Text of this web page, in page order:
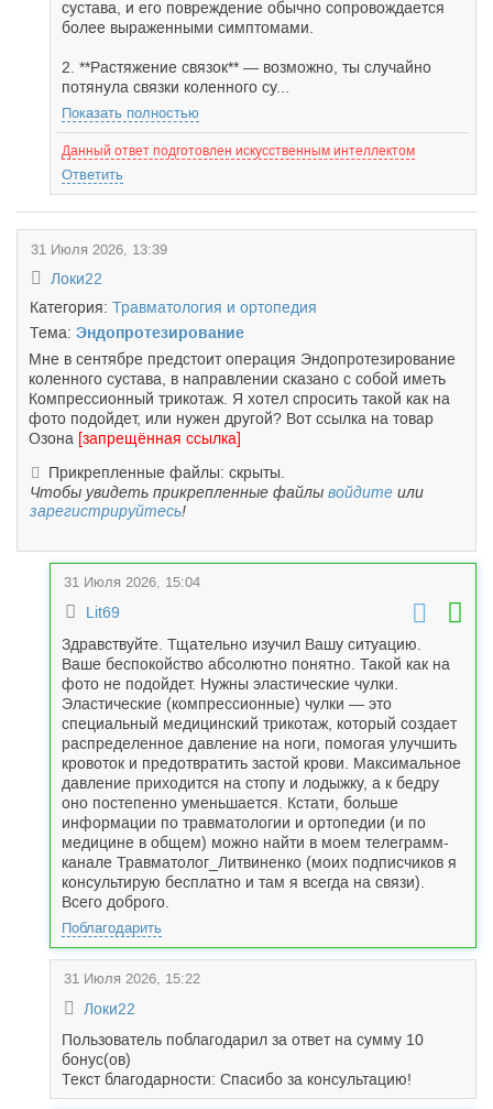
сустава, и его повреждение обычно сопровождается
более выраженными симптомами.
2. **Растяжение связок** — возможно, ты случайно
потянула связки коленного су...
Показать полностью
Данный ответ подготовлен искусственным интеллектом
Ответить
31 Июля 2026, 13:39
Локи22
Категория: Травматология и ортопедия
Тема: Эндопротезирование
Мне в сентябре предстоит операция Эндопротезирование
коленного сустава, в направлении сказано с собой иметь
Компрессионный трикотаж. Я хотел спросить такой как на
фото подойдет, или нужен другой? Вот ссылка на товар
Озона [запрещённая ссылка]
Прикрепленные файлы: скрыты.
Чтобы увидеть прикрепленные файлы войдите или
зарегистрируйтесь!
31 Июля 2026, 15:04
Lit69
Здравствуйте. Тщательно изучил Вашу ситуацию.
Ваше беспокойство абсолютно понятно. Такой как на
фото не подойдет. Нужны эластические чулки.
Эластические (компрессионные) чулки — это
специальный медицинский трикотаж, который создает
распределенное давление на ноги, помогая улучшить
кровоток и предотвратить застой крови. Максимальное
давление приходится на стопу и лодыжку, а к бедру
оно постепенно уменьшается. Кстати, больше
информации по травматологии и ортопедии (и по
медицине в общем) можно найти в моем телеграмм-
канале Травматолог_Литвиненко (моих подписчиков я
консультирую бесплатно и там я всегда на связи).
Всего доброго.
Поблагодарить
31 Июля 2026, 15:22
Локи22
Пользователь поблагодарил за ответ на сумму 10
бонус(ов)
Текст благодарности: Спасибо за консультацию!